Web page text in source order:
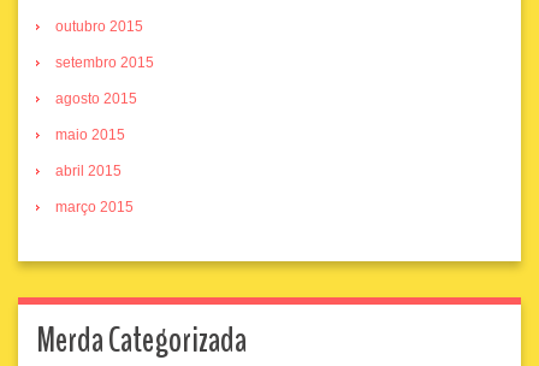
outubro 2015
setembro 2015
agosto 2015
maio 2015
abril 2015
março 2015
Merda Categorizada